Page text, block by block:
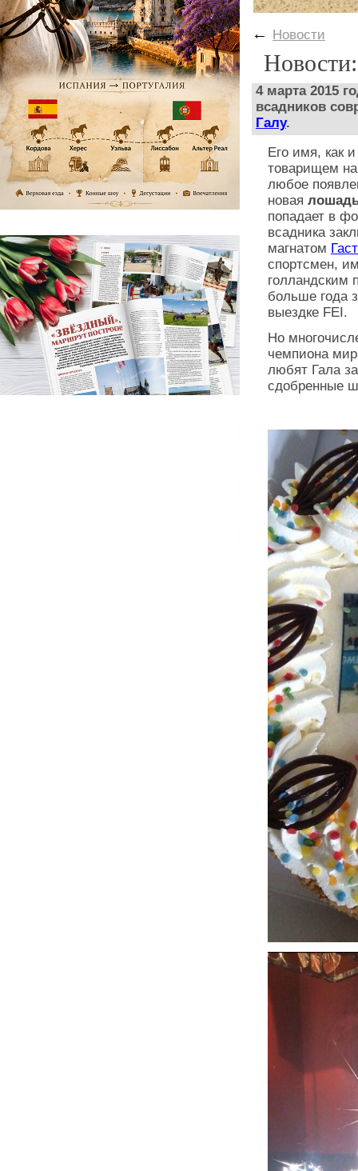
← Новости
4 марта 2015
всадников
Галу.
Его имя, как
товарищем
любое
новая
попадает в
всадника
магнатом
спортсмен,
голландским
больше года
выездке FEI.
Но
чемпиона
любят Гала
сдобренные